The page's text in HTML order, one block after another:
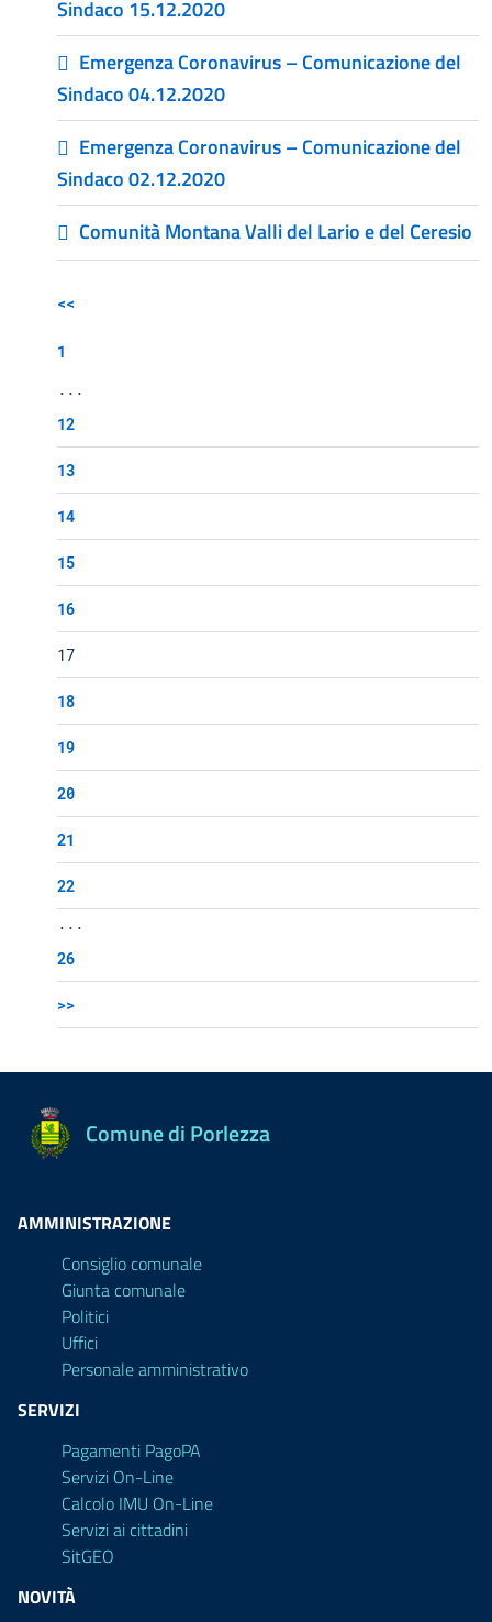
Sindaco 15.12.2020
Emergenza Coronavirus – Comunicazione del
Sindaco 04.12.2020
Emergenza Coronavirus – Comunicazione del
Sindaco 02.12.2020
Comunità Montana Valli del Lario e del Ceresio
<<
1
...
12
13
14
15
16
17
18
19
20
21
22
...
26
>>
Comune di Porlezza
AMMINISTRAZIONE
Consiglio comunale
Giunta comunale
Politici
Uffici
Personale amministrativo
SERVIZI
Pagamenti PagoPA
Servizi On-Line
Calcolo IMU On-Line
Servizi ai cittadini
SitGEO
NOVITÀ